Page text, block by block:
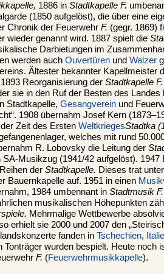
1886 in Stadtkapelle F.
(1850 aufgelöst), die über eine
Chronik der Feuerwehr F. (gegr. 1869)
wieder genannt wird. 1887 spielt die
Darbietungen im
werden auch Ouvertüren und Walzer
Ältester bekannter Kapellmeister
Reorganisierung der Stadtkapelle F.
sie in den Ruf der Besten des Landes
Stadtkapelle, Gesangverein und
1908 übernahm Josef Kern
Zeit des Ersten WeltkriegesStadtka
welches mit rund
R. Lobovsky die Leitung der
Musikzug (1941/42 aufgelöst). 1947
der Stadtkapelle. Dieses trat
Bauernkapelle auf. 1951 in einen
1984 umbennant in Stadtmusik F.
musikalischen Höhepunkten
Mehrmalige Wettbewerbe
erhielt sie 2000 und 2007 den
fanden in Tschechien,
Tonträger wurden bespielt. Heute noch
F. (Feuerwehrmusikkapelle).